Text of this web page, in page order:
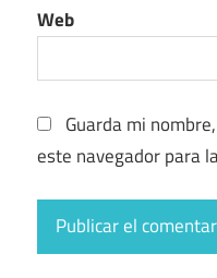
Web
Guarda mi
este navegador para